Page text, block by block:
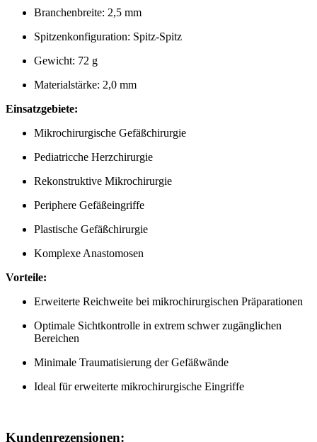
Branchenbreite: 2,5 mm
Spitzenkonfiguration: Spitz-Spitz
Gewicht: 72 g
Materialstärke: 2,0 mm
Einsatzgebiete:
Mikrochirurgische Gefäßchirurgie
Pediatricche Herzchirurgie
Rekonstruktive Mikrochirurgie
Periphere Gefäßeingriffe
Plastische Gefäßchirurgie
Komplexe Anastomosen
Vorteile:
Erweiterte Reichweite bei mikrochirurgischen Präparationen
Optimale Sichtkontrolle in extrem schwer zugänglichen
Bereichen
Minimale Traumatisierung der Gefäßwände
Ideal für erweiterte mikrochirurgische Eingriffe
Kundenrezensionen: